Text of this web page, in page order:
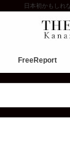
日本初かもしれ
談について。
FreeReport